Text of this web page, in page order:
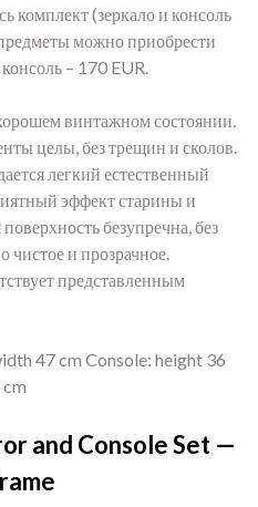
комплект (зеркало и консоль
можно приобрести
– 170 EUR.
винтажном состоянии.
целы, без трещин и сколов.
легкий естественный
эффект старины и
безупречна, без
чистое и прозрачное.
представленным
47 cm Console: height 36
and Console Set —